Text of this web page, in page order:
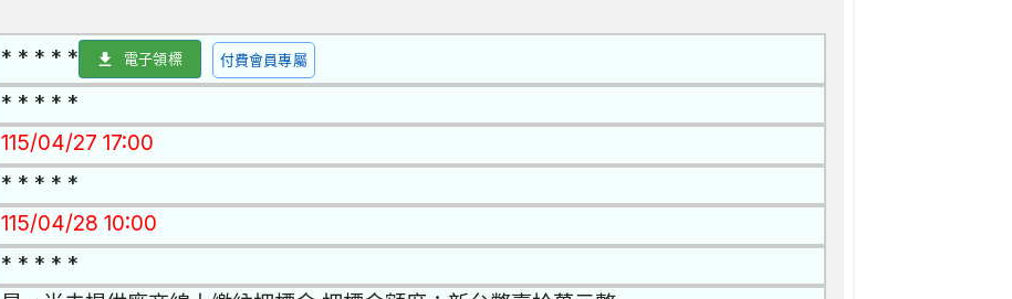
* * * * * 電子領標 付費會員專屬
* * * * *
115/04/27 17:00
* * * * *
115/04/28 10:00
* * * * *